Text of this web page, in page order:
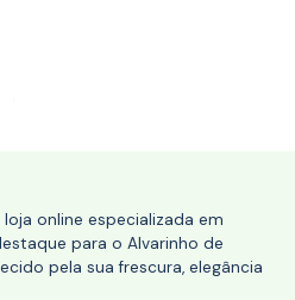
loja online especializada em
para o Alvarinho de
pela sua frescura, elegância